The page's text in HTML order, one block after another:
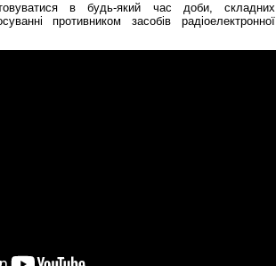
в будь-який час доби, складних
противником засобів радіоелектронної